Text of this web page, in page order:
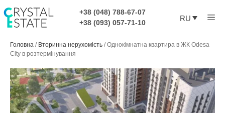
содержимому
+38 (048) 788-67-07
+38 (093) 057-71-10
RU
Головна / Вторинна нерухомість /Однокімнатна квартира в ЖК Odesa
City в розтермінування